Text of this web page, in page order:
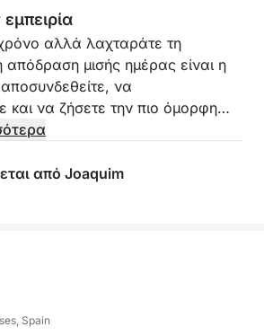
αλλά λαχταράτε τη
μισής ημέρας είναι η
να
και να ζήσετε την πιο όμορφη
Μπράβα σε λίγες μόνο
το λιμάνι, η ακτογραμμή
νερά που σας προσκαλούν να
μερικά εκπληκτικά
προσαρμόζεται πλήρως σε εσάς
από Joaquim
Spain